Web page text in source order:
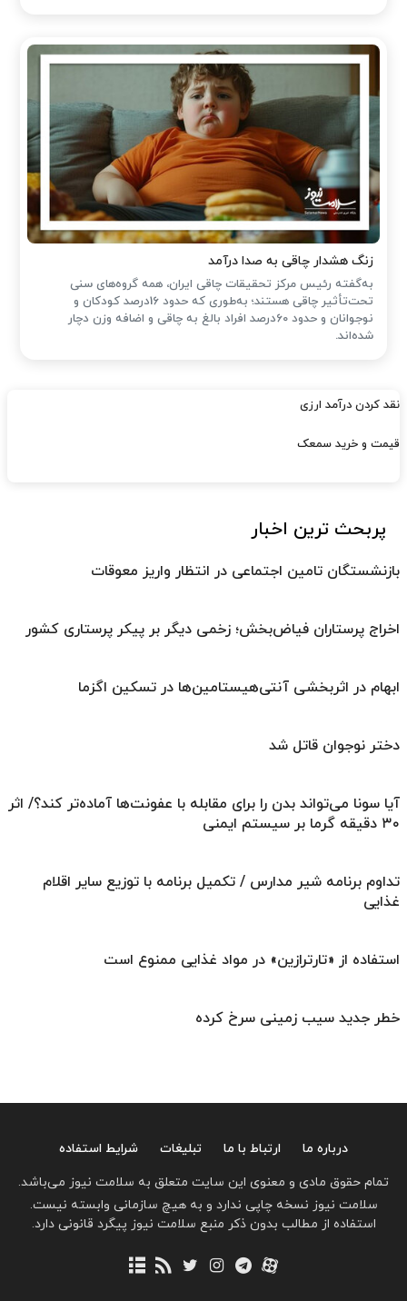
زنگ هشدار چاقی به صدا درآمد
به‌گفته رئیس مرکز تحقیقات چاقی ایران، همه گروه‌های سنی
تحت‌تأثیر چاقی هستند؛ به‌طوری که حدود 16درصد کودکان و
نوجوانان و حدود 60درصد افراد بالغ به چاقی و اضافه وزن دچار
شده‌اند.
نقد کردن درآمد ارزی
قیمت و خرید سمعک
پربحث ترین اخبار
بازنشستگان تامین اجتماعی در انتظار واریز معوقات
اخراج پرستاران فیاض‌بخش؛ زخمی دیگر بر پیکر پرستاری کشور
ابهام در اثربخشی آنتی‌هیستامین‌ها در تسکین اگزما
دختر نوجوان قاتل شد
آیا سونا می‌تواند بدن را برای مقابله با عفونت‌ها آماده‌تر کند؟/ اثر
۳۰ دقیقه گرما بر سیستم ایمنی
تداوم برنامه شیر مدارس / تکمیل برنامه با توزیع سایر اقلام
غذایی
استفاده از «تارترازین» در مواد غذایی ممنوع است
خطر جدید سیب زمینی سرخ کرده
درباره ما ارتباط با ما تبلیغات
شرایط استفاده
تمام حقوق مادی و معنوی این سایت متعلق به سلامت نیوز می‌باشد.
سلامت نیوز نسخه چاپی ندارد و به هیچ سازمانی وابسته نیست.
استفاده از مطالب بدون ذکر منبع سلامت نیوز پیگرد قانونی دارد.